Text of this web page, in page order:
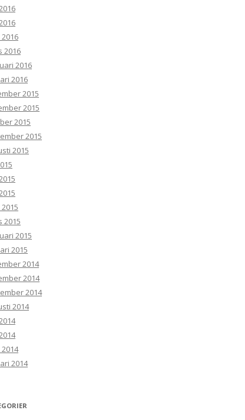
2016
2016
2016
2015
2015
2015
2015
2015
2015
2015
2015
2014
2014
2014
2014
2014